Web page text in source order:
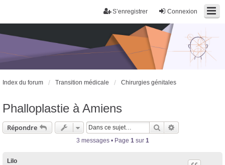
Connexion
S’enregistrer
Trans District
Forum d'information sur les transidentités masculines FtM/FtX/Ft*
Index du forum Transition médicale Chirurgies génitales
Phalloplastie à Amiens
Répondre Rechercher
3 messages • Page 1sur 1
Lilo